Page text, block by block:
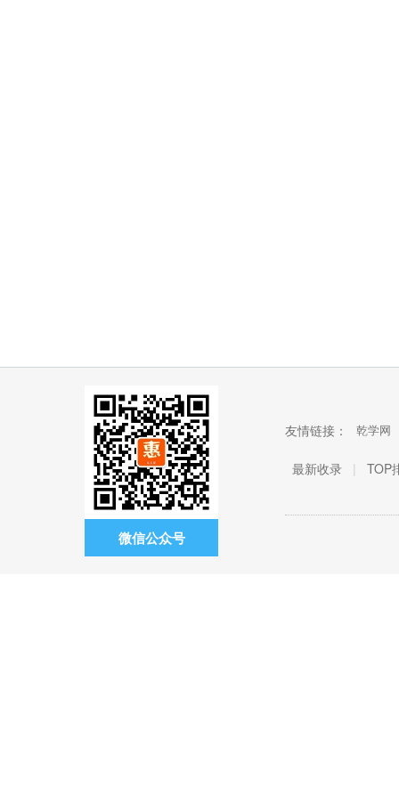
微信公众号
友情链接： 乾学网
最新收录 | TOP